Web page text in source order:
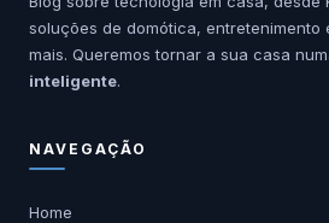
soluções de domótica, entretenimento
mais. Queremos tornar a sua casa
inteligente.
NAVEGAÇÃO
Home